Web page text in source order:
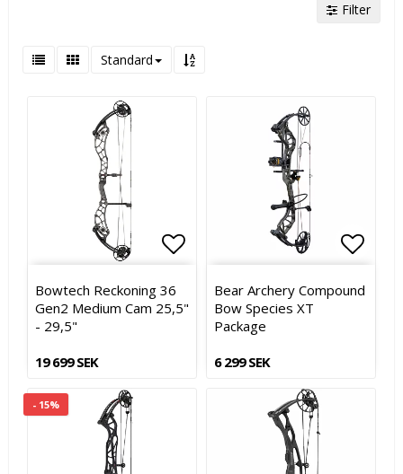
Filter
Standard
Lägg till i favoritlistan
Lägg till i favoritlistan
Bowtech Reckoning 36
Gen2 Medium Cam 25,5"
- 29,5"
19 699 SEK
Bear Archery Compound
Bow Species XT
Package
6 299 SEK
- 15%